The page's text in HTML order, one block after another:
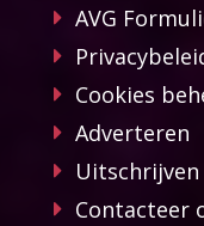
AVG
Cookies
Adverteren
Contacteer